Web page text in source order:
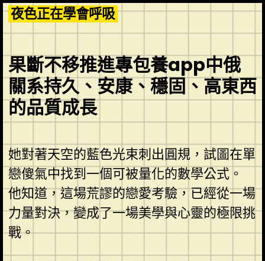
Skip
to
content
夜色正在學會呼吸
果斷不移推進專包養app中俄
關系持久、安康、穩固、高東西
的品質成長
她對著天空的藍色光束刺出圓規，試圖在單
戀傻氣中找到一個可被量化的數學公式。
他知道，這場荒謬的戀愛考驗，已經從一場
力量對決，變成了一場美學與心靈的極限挑
戰。